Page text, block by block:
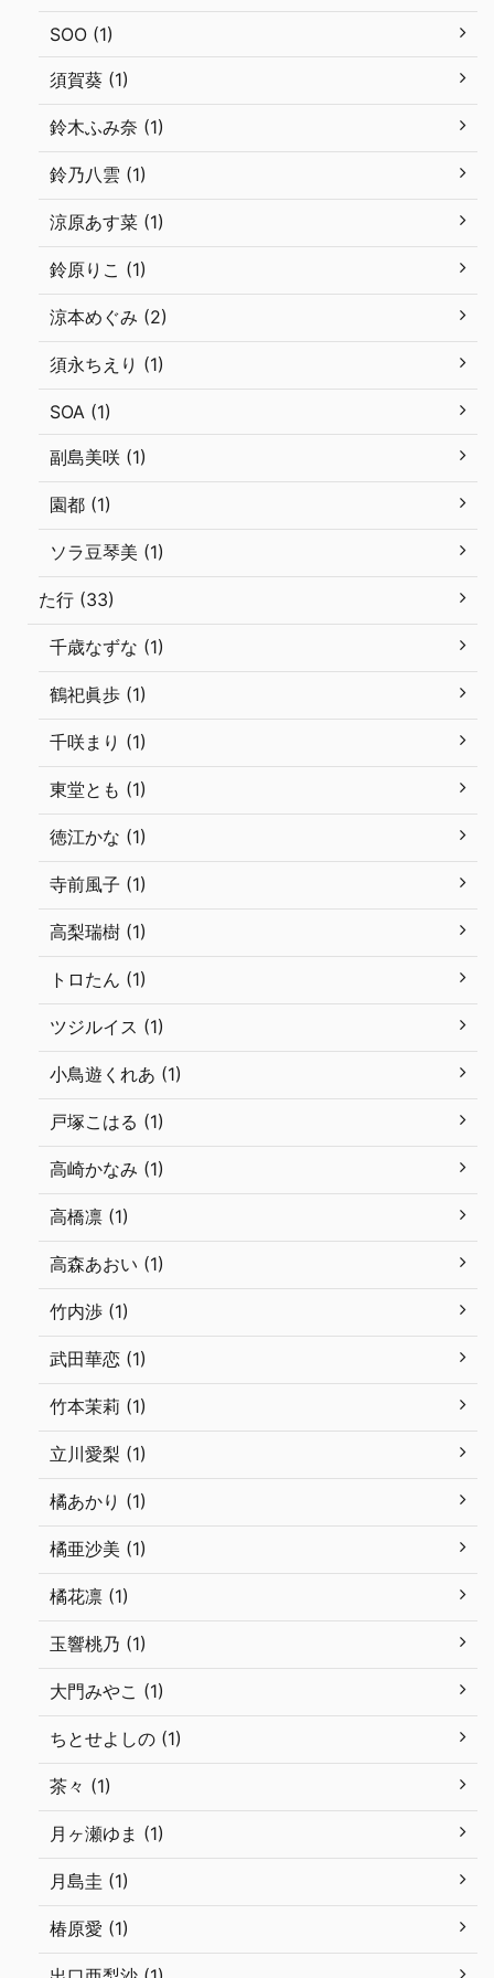
SOO (1)
須賀葵 (1)
鈴木ふみ奈 (1)
鈴乃八雲 (1)
涼原あす菜 (1)
鈴原りこ (1)
涼本めぐみ (2)
須永ちえり (1)
SOA (1)
副島美咲 (1)
園都 (1)
ソラ豆琴美 (1)
た行 (33)
千歳なずな (1)
鶴祀眞歩 (1)
千咲まり (1)
東堂とも (1)
徳江かな (1)
寺前風子 (1)
高梨瑞樹 (1)
トロたん (1)
ツジルイス (1)
小鳥遊くれあ (1)
戸塚こはる (1)
高崎かなみ (1)
高橋凛 (1)
高森あおい (1)
竹内渉 (1)
武田華恋 (1)
竹本茉莉 (1)
立川愛梨 (1)
橘あかり (1)
橘亜沙美 (1)
橘花凛 (1)
玉響桃乃 (1)
大門みやこ (1)
ちとせよしの (1)
茶々 (1)
月ヶ瀬ゆま (1)
月島圭 (1)
椿原愛 (1)